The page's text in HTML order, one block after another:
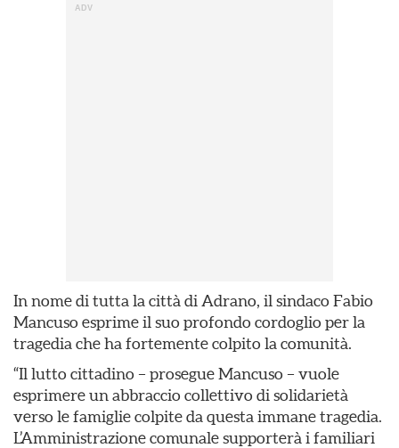
In nome di tutta la città di Adrano, il sindaco Fabio
Mancuso esprime il suo profondo cordoglio per la
tragedia che ha fortemente colpito la comunità.
“Il lutto cittadino – prosegue Mancuso – vuole
esprimere un abbraccio collettivo di solidarietà
verso le famiglie colpite da questa immane tragedia.
L’Amministrazione comunale supporterà i familiari